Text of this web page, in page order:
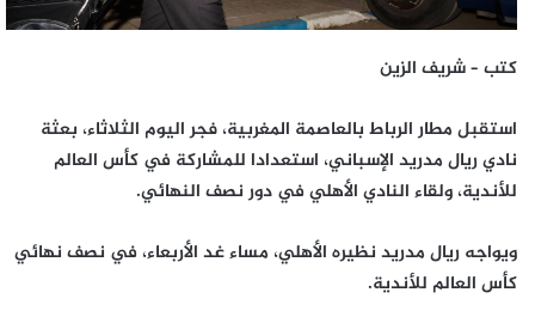
كتب – شريف الزين
استقبل مطار الرباط بالعاصمة المغربية، فجر اليوم الثلاثاء، بعثة
نادي ريال مدريد الإسباني، استعدادا للمشاركة في كأس العالم
للأندية، ولقاء النادي الأهلي في دور نصف النهائي.
ويواجه ريال مدريد نظيره الأهلي، مساء غد الأربعاء، في نصف نهائي
كأس العالم للأندية.